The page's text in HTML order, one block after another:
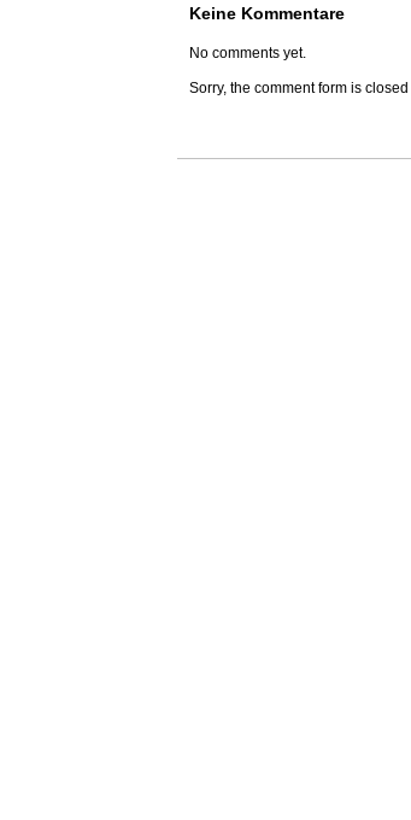
Keine Kommentare
No comments yet.
Sorry, the comment form is closed